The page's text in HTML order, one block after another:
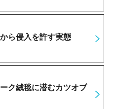
ら侵入を許す実態
ク絨毯に潜むカツオブ